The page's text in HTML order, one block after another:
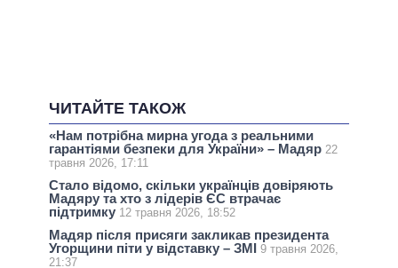
ЧИТАЙТЕ ТАКОЖ
«Нам потрібна мирна угода з реальними
гарантіями безпеки для України» – Мадяр 22
травня 2026, 17:11
Стало відомо, скільки українців довіряють
Мадяру та хто з лідерів ЄС втрачає
підтримку 12 травня 2026, 18:52
Мадяр після присяги закликав президента
Угорщини піти у відставку – ЗМІ 9 травня 2026,
21:37